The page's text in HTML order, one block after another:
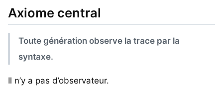
Axiome central
Toute génération observe la trace par la
syntaxe.
Il n’y a pas d’observateur.